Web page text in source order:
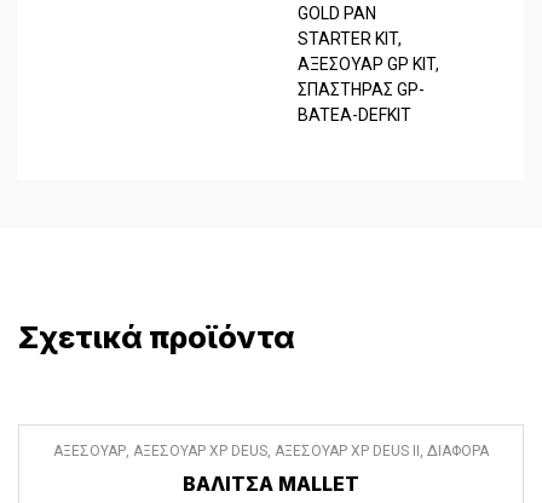
GOLD PAN
STARTER KIT,
ΑΞΕΣΟΥΑΡ GP KIT,
ΣΠΑΣΤΗΡΑΣ GP-
BATEA-DEFKIT
Σχετικά προϊόντα
ΑΞΕΣΟΥΑΡ, ΑΞΕΣΟΥΑΡ XP DEUS, ΑΞΕΣΟΥΑΡ XP DEUS II , ΔΙΑΦΟΡΑ
ΒΑΛΙΤΣΑ MALLET